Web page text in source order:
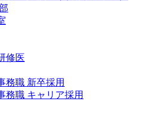
修医
務職 新卒採用
務職 キャリア採用